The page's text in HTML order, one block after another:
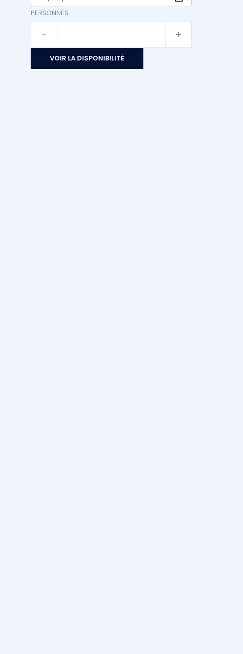
PERSONNES
- +
VOIR LA DISPONIBILITÉ